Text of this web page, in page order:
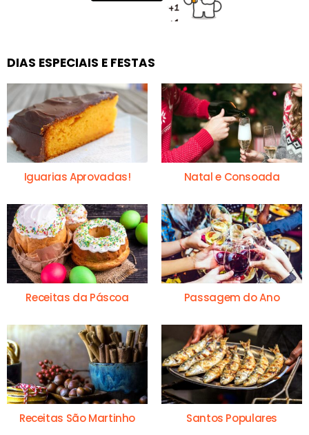
DIAS ESPECIAIS E FESTAS
Iguarias Aprovadas! Natal e Consoada
Receitas da Páscoa Passagem do Ano
Receitas São Martinho Santos Populares